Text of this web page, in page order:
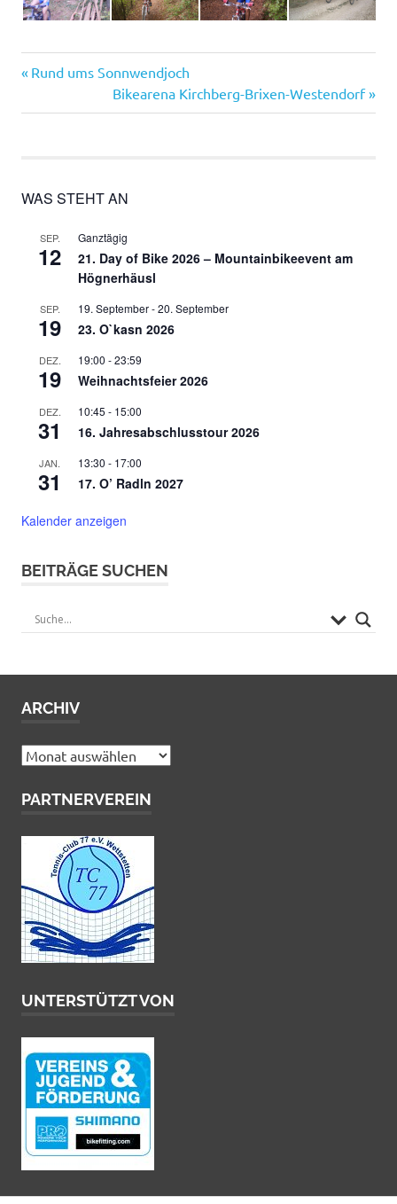
Beitragsnavigation
Vorheriger
Rund ums Sonnwendjoch
Nächster
Beitrag:
Bikearena Kirchberg-Brixen-Westendorf
WAS STEHT AN
SEP.
12
Ganztägig
21. Day of Bike 2026 – Mountainbikeevent am
Högnerhäusl
SEP.
19
19. September-20. September
23. O`kasn 2026
DEZ.
19
19:00 -23:59
Weihnachtsfeier 2026
DEZ.
31
10:45 - 15:00
16. Jahresabschlusstour 2026
JAN.
31
13:30 - 17:00
17. O’ Radln 2027
Kalender anzeigen
BEITRÄGE SUCHEN
ARCHIV
Archiv
PARTNERVEREIN
UNTERSTÜTZT VON